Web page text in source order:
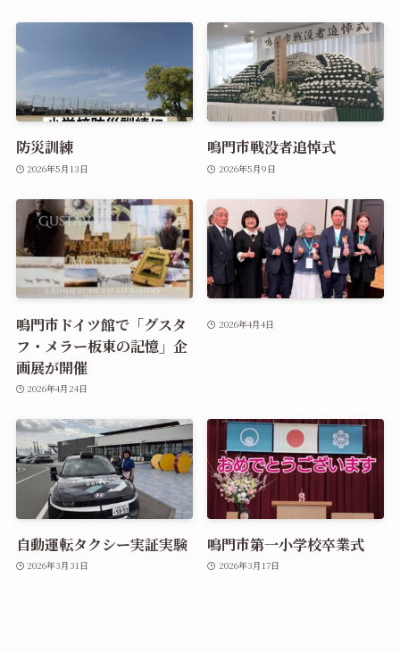
防災訓練
2026年5月13日
鳴門市戦没者追悼式
2026年5月9日
鳴門市ドイツ館で「グスタ
フ・メラー板東の記憶」企
画展が開催
2026年4月24日
2026年4月4日
自動運転タクシー実証実験
2026年3月31日
鳴門市第一小学校卒業式
2026年3月17日